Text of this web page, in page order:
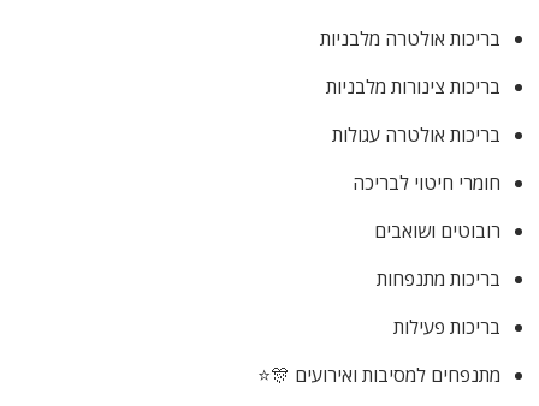
בריכות אולטרה מלבניות
בריכות צינורות מלבניות
בריכות אולטרה עגולות
חומרי חיטוי לבריכה
רובוטים ושואבים
בריכות מתנפחות
בריכות פעילות
מתנפחים למסיבות ואירועים 🎊⭐